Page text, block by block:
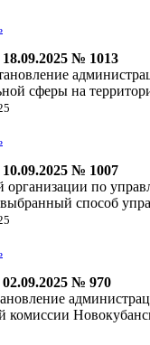
№ 1013
сферы на
№ 1007
по
способ
№ 970